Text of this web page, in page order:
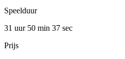
Speelduur
31 uur 50 min 37 sec
Prijs